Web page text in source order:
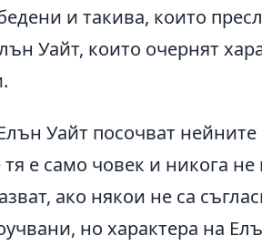
и такива, които
Уайт, които очернят
Уайт посочват
е само човек и никога
ако някои не са
но характера на